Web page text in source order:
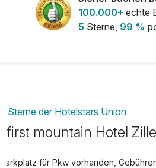
*Pepis Kinderland: Neben
größten Wasserfälle Europas mit
Wassermassen und dem
Krimml.
100.000+ echte
5 Sterne, 99 %
Sterne der Hotelstars Union
first mountain Hotel
Parkplatz für Pkw vorhanden,